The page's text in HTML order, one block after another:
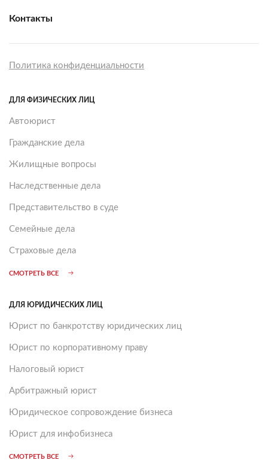
Контакты
Политика конфиденциальности
ДЛЯ ФИЗИЧЕСКИХ ЛИЦ
Автоюрист
Гражданские дела
Жилищные вопросы
Наследственные дела
Представительство в суде
Семейные дела
Страховые дела
СМОТРЕТЬ ВСЕ
ДЛЯ ЮРИДИЧЕСКИХ ЛИЦ
Юрист по банкротству юридических лиц
Юрист по корпоративному праву
Налоговый юрист
Арбитражный юрист
Юридическое сопровождение бизнеса
Юрист для инфобизнеса
СМОТРЕТЬ ВСЕ